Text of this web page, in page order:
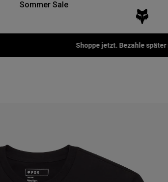
Sommer Sale
Shoppe jetzt. Bezahle